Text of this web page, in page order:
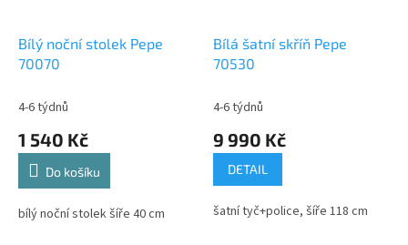
Bílý noční stolek Pepe
70070
4-6 týdnů
1 540 Kč
Do košíku
bílý noční stolek šíře 40 cm
Bílá šatní skříň Pepe
70530
4-6 týdnů
9 990 Kč
DETAIL
šatní tyč+police, šíře 118 cm